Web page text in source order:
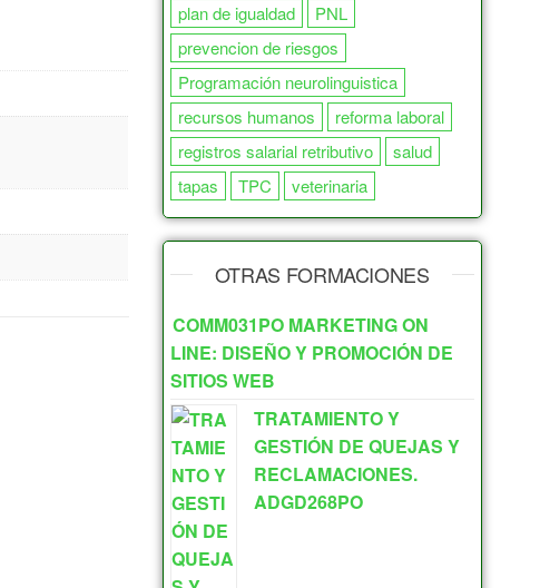
plan de igualdad
PNL
prevencion de riesgos
Programación neurolinguistica
recursos humanos
reforma laboral
registros salarial retributivo
salud
tapas
TPC veterinaria
OTRAS FORMACIONES
COMM031PO MARKETING ON
LINE: DISEÑO Y PROMOCIÓN DE
SITIOS WEB
TRATAMIENTO Y
GESTIÓN DE QUEJAS Y
RECLAMACIONES.
ADGD268PO